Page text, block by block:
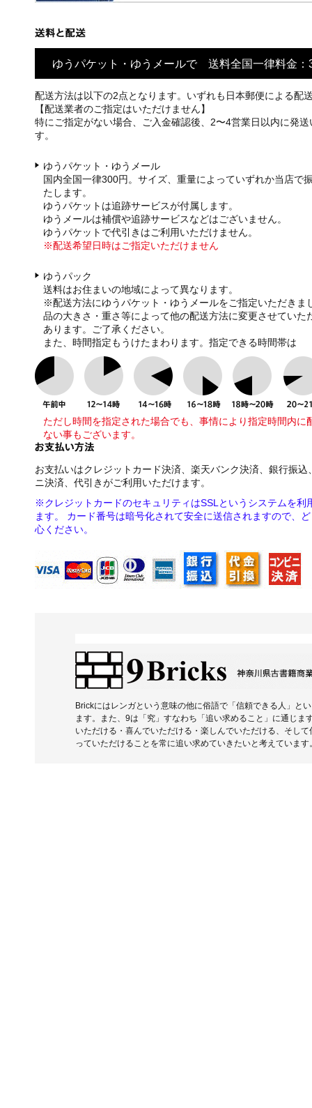
ゆうパケット・ゆうメールで 送料全国一律料金：
配送方法は以下の2点となります。いずれも日本郵便による配
【配送業者のご指定はいただけません】
特にご指定がない場合、ご入金確認後、2〜4営業日以内に発送
す。
ゆうパケット・ゆうメール
国内全国一律300円。サイズ、重量によっていずれか当店で
たします。
ゆうパケットは追跡サービスが付属します。
ゆうメールは補償や追跡サービスなどはございません。
ゆうパケットで代引きはご利用いただけません。
※配送希望日時はご指定いただけません
ゆうパック
送料はお住まいの地域によって異なります。
※配送方法にゆうパケット・ゆうメールをご指定いただきま
品の大きさ・重さ等によって他の配送方法に変更させていた
あります。ご了承ください。
また、時間指定もうけたまわります。指定できる時間帯は
ただし時間を指定された場合でも、事情により指定時間内に
ない事もございます。
お支払いはクレジットカード決済、楽天バンク決済、銀行振込
ニ決済、代引きがご利用いただけます。
※クレジットカードのセキュリティはSSLというシステムを利
ます。 カード番号は暗号化されて安全に送信されますので、
心ください。
Brickにはレンガという意味の他に俗語で「信頼できる人」と
ます。また、9は「究」すなわち「追い求めること」に通じま
いただける・喜んでいただける・楽しんでいただける、そし
っていただけることを常に追い求めていきたいと考えています